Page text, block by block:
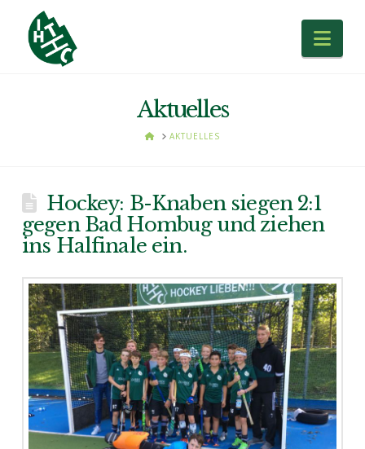
Aktuelles
HOMEAKTUELLES
Hockey: B-Knaben siegen 2:1
gegen Bad Hombug und ziehen
ins Halfinale ein.